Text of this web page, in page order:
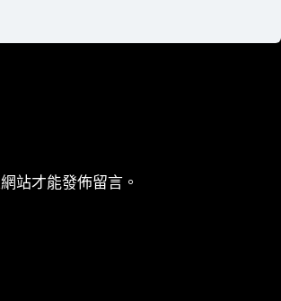
網站才能發佈留言。